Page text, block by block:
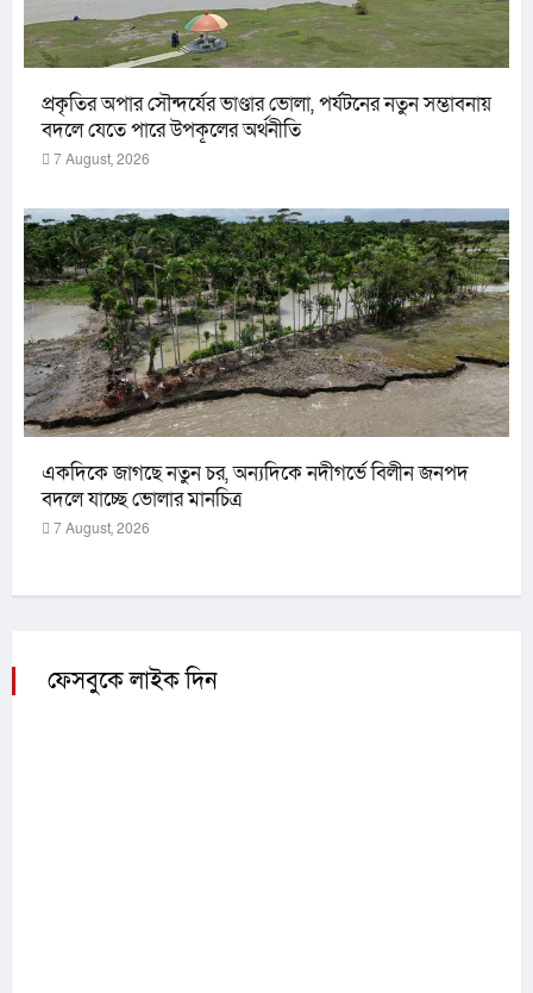
প্রকৃতির অপার সৌন্দর্যের ভাণ্ডার ভোলা, পর্যটনের নতুন সম্ভাবনায়
বদলে যেতে পারে উপকূলের অর্থনীতি
7 August, 2026
একদিকে জাগছে নতুন চর, অন্যদিকে নদীগর্ভে বিলীন জনপদ
বদলে যাচ্ছে ভোলার মানচিত্র
7 August, 2026
ফেসবুকে লাইক দিন